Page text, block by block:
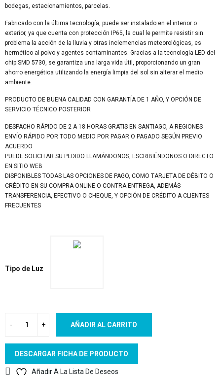
bodegas, estacionamientos, parcelas.
Fabricado con la última tecnología, puede ser instalado en el interior o
exterior, ya que cuenta con protección IP65, la cual le permite resistir sin
problema la acción de la lluvia y otras inclemencias meteorológicas, es
hermético al polvo y agentes contaminantes. Gracias a la tecnología LED del
chip SMD 5730, se garantiza una larga vida útil, proporcionando un gran
ahorro energética utilizando la energía limpia del sol sin alterar el medio
ambiente.
PRODUCTO DE BUENA CALIDAD CON GARANTÍA DE 1 AÑO, Y OPCIÓN DE
SERVICIO TÉCNICO POSTERIOR
DESPACHO RÁPIDO DE 2 A 18 HORAS GRATIS EN SANTIAGO, A REGIONES
ENVÍO RÁPIDO POR TODO MEDIO POR PAGAR O PAGADO SEGÚN PREVIO
ACUERDO
PUEDE SOLICITAR SU PEDIDO LLAMÁNDONOS, ESCRIBIÉNDONOS O DIRECTO
EN SITIO WEB
DISPONIBLES TODAS LAS OPCIONES DE PAGO, COMO TARJETA DE DÉBITO O
CRÉDITO EN SU COMPRA ONLINE O CONTRA ENTREGA, ADEMÁS
TRANSFERENCIA, EFECTIVO O CHEQUE, Y OPCIÓN DE CRÉDITO A CLIENTES
FRECUENTES
Tipo de Luz
AÑADIR AL CARRITO
DESCARGAR FICHA DE PRODUCTO
Añadir A La Lista De Deseos